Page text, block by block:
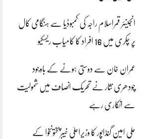
انجینئر قمراسلام راجہ کی کمبوڈیا سے ہنگامی کال
پر چکری میں 16 افراد کا کامیاب ریسکیو
عمران خان سے دوستی ہونے کے باوجود
چودھری نثار نے تحریک انصاف میں شمولیت
سے انکاری رہے
علی امین گنڈاپور کا وزیراعلیٰ خیبرپختونخوا کے